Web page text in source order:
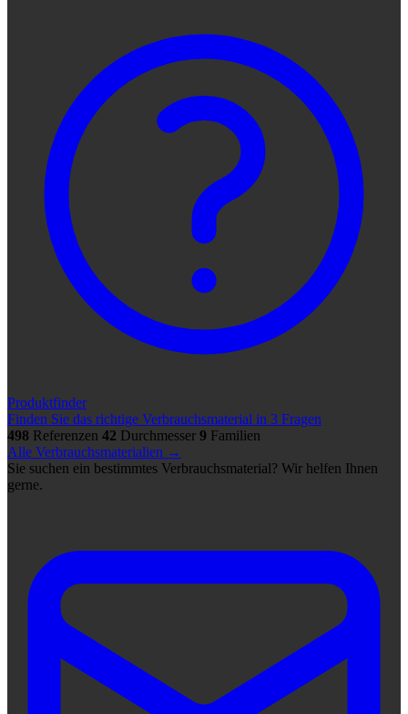
Produktfinder
Finden Sie das richtige Verbrauchsmaterial in 3 Fragen
498 Referenzen 42 Durchmesser 9 Familien
Alle Verbrauchsmaterialien →
Sie suchen ein bestimmtes Verbrauchsmaterial? Wir helfen Ihnen
gerne.